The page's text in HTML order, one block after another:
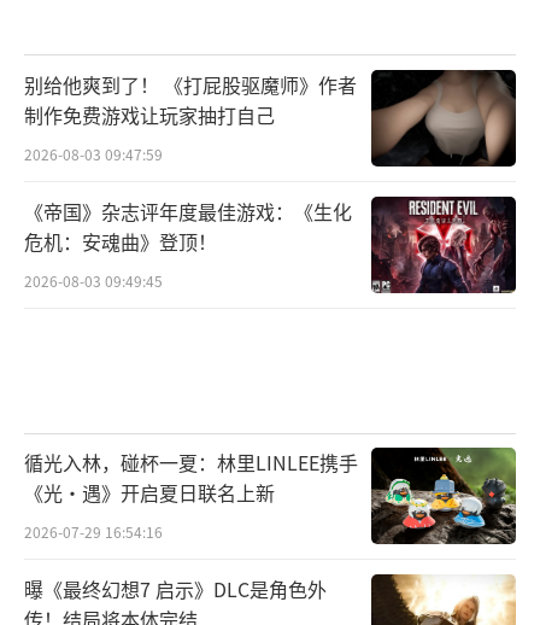
别给他爽到了！ 《打屁股驱魔师》作者
制作免费游戏让玩家抽打自己
2026-08-03 09:47:59
《帝国》杂志评年度最佳游戏：《生化
危机：安魂曲》登顶！
2026-08-03 09:49:45
循光入林，碰杯一夏：林里LINLEE携手
《光·遇》开启夏日联名上新
2026-07-29 16:54:16
曝《最终幻想7 启示》DLC是角色外